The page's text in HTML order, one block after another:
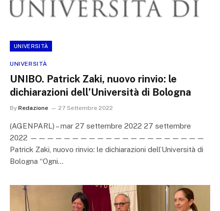
UNIVERSITÀ
UNIVERSITÀ
UNIBO. Patrick Zaki, nuovo rinvio: le
dichiarazioni dell’Università di Bologna
By Redazione 27 Settembre 2022
(AGENPARL) – mar 27 settembre 2022 27 settembre
2022 —————————————————————
Patrick Zaki, nuovo rinvio: le dichiarazioni dell’Università di
Bologna “Ogni…